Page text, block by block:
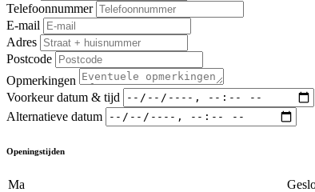
Telefoonnummer
E-mail
Adres
Postcode
Opmerkingen
Voorkeur datum & tijd
Alternatieve datum
Openingstijden
Ma